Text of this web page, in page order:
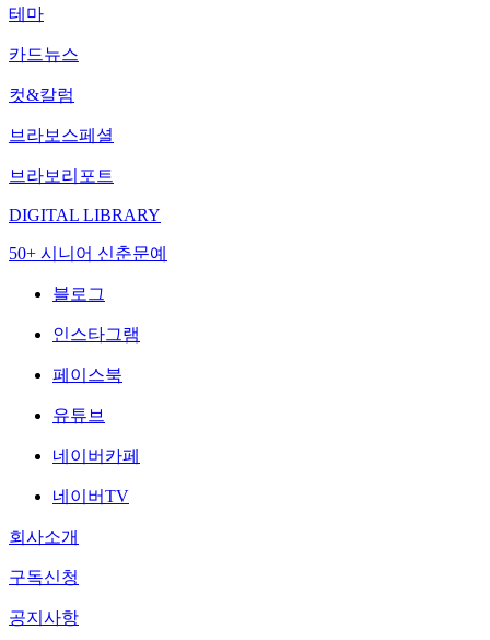
테마
카드뉴스
컷&칼럼
브라보스페셜
브라보리포트
DIGITAL LIBRARY
50+ 시니어 신춘문예
블로그
인스타그램
페이스북
유튜브
네이버카페
네이버TV
회사소개
구독신청
공지사항